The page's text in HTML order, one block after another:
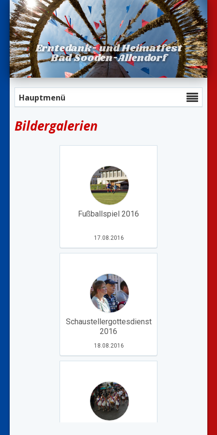
Erntedank- und Heimatfest
Bad Sooden-Allendorf
Hauptmenü
Bildergalerien
Fußballspiel 2016
17.08.2016
Schaustellergottesdienst
2016
18.08.2016